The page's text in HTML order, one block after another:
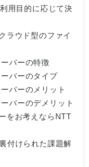
用目的に応じて決
ラウド型のファイ
バーの特徴
バーのタイプ
バーのメリット
バーのデメリット
をお考えならNTT
付けられた課題解